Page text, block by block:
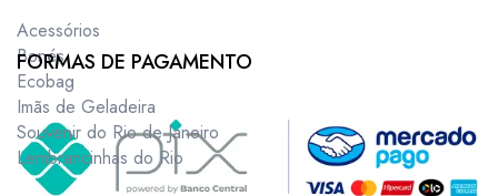
Acessórios
Bonés
Ecobag
Imãs de Geladeira
Souvenir do Rio de Janeiro
Lembrancinhas do Rio
FORMAS DE PAGAMENTO